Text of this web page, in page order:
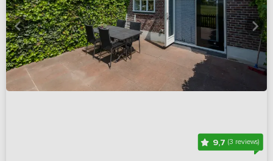
9,7(3 reviews)